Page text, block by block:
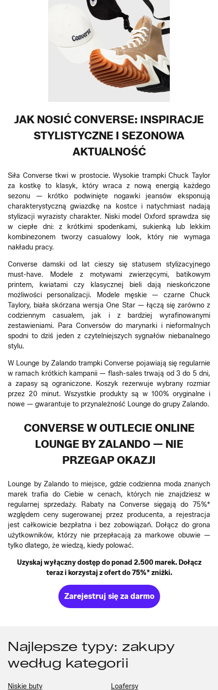
JAK NOSIĆ CONVERSE: INSPIRACJE
STYLISTYCZNE I SEZONOWA
AKTUALNOŚĆ
Siła Converse tkwi w prostocie. Wysokie trampki Chuck Taylor
za kostkę to klasyk, który wraca z nową energią każdego
sezonu — krótko podwinięte nogawki jeansów eksponują
charakterystyczną gwiazdkę na kostce i natychmiast nadają
stylizacji wyrazisty charakter. Niski model Oxford sprawdza się
w ciepłe dni: z krótkimi spodenkami, sukienką lub lekkim
kombinezonem tworzy casualowy look, który nie wymaga
nakładu pracy.
Converse damski od lat cieszy się statusem stylizacyjnego
must-have. Modele z motywami zwierzęcymi, batikowym
printem, kwiatami czy klasycznej bieli dają nieskończone
możliwości personalizacji. Modele męskie — czarne Chuck
Taylory, biała skórzana wersja One Star — łączą się zarówno z
codziennym casualem, jak i z bardziej wyrafinowanymi
zestawieniami. Para Conversów do marynarki i nieformalnych
spodni to dziś jeden z czytelniejszych sygnałów niebanalnego
stylu.
W Lounge by Zalando trampki Converse pojawiają się regularnie
w ramach krótkich kampanii — flash-sales trwają od 3 do 5 dni,
a zapasy są ograniczone. Koszyk rezerwuje wybrany rozmiar
przez 20 minut. Wszystkie produkty są w 100% oryginalne i
nowe — gwarantuje to przynależność Lounge do grupy Zalando.
CONVERSE W OUTLECIE ONLINE
LOUNGE BY ZALANDO — NIE
PRZEGAP OKAZJI
Lounge by Zalando to miejsce, gdzie codzienna moda znanych
marek trafia do Ciebie w cenach, których nie znajdziesz w
regularnej sprzedaży. Rabaty na Converse sięgają do 75%*
względem ceny sugerowanej przez producenta, a rejestracja
jest całkowicie bezpłatna i bez zobowiązań. Dołącz do grona
użytkowników, którzy nie przepłacają za markowe obuwie —
tylko dlatego, że wiedzą, kiedy polować.
Uzyskaj wyłączny dostęp do ponad 2.500 marek. Dołącz
teraz i korzystaj z ofert do 75%* zniżki.
Zarejestruj się za darmo
Najlepsze typy: zakupy
według kategorii
Niskie buty Loafersy